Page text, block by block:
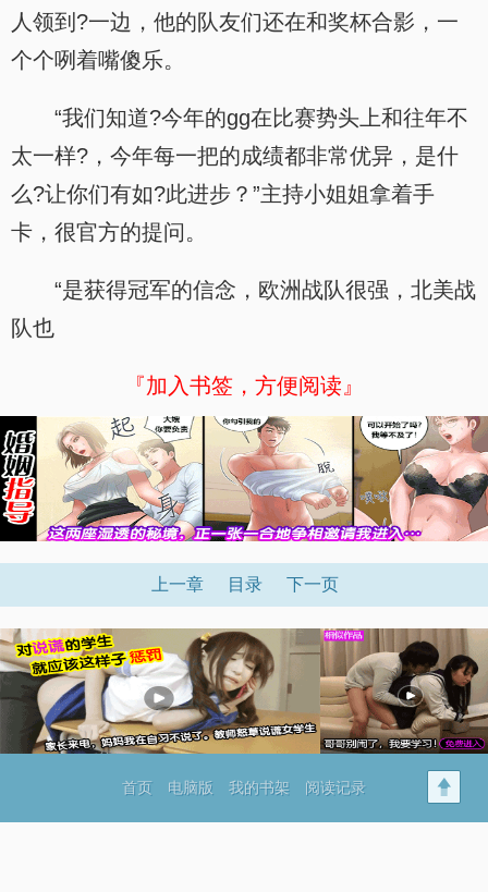
人领到?一边，他的队友们还在和奖杯合影，一
个个咧着嘴傻乐。
“我们知道?今年的gg在比赛势头上和往年不
太一样?，今年每一把的成绩都非常优异，是什
么?让你们有如?此进步？”主持小姐姐拿着手
卡，很官方的提问。
“是获得冠军的信念，欧洲战队很强，北美战
队也
『加入书签，方便阅读』
上一章 目录 下一页
首页 电脑版 我的书架 阅读记录